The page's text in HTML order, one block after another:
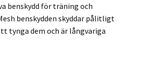
benskydd för träning och
benskydden skyddar pålitligt
tynga dem och är långvariga